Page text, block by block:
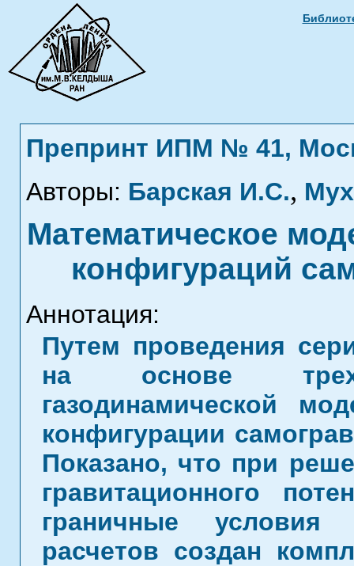
Препринт ИПМ № 41,
Авторы: Барская И.С.,
Математическое
конфигураций
Аннотация:
Путем проведения
на основе
газодинамической
конфигурации
Показано, что при
гравитационного
граничные условия
расчетов создан